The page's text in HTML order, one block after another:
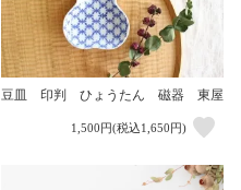
豆皿 印判 ひょうたん 磁器 東屋
1,500円(税込1,650円)